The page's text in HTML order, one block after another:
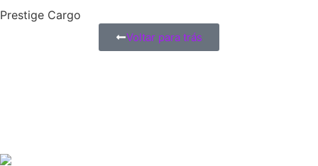
Prestige Cargo
Voltar para trás